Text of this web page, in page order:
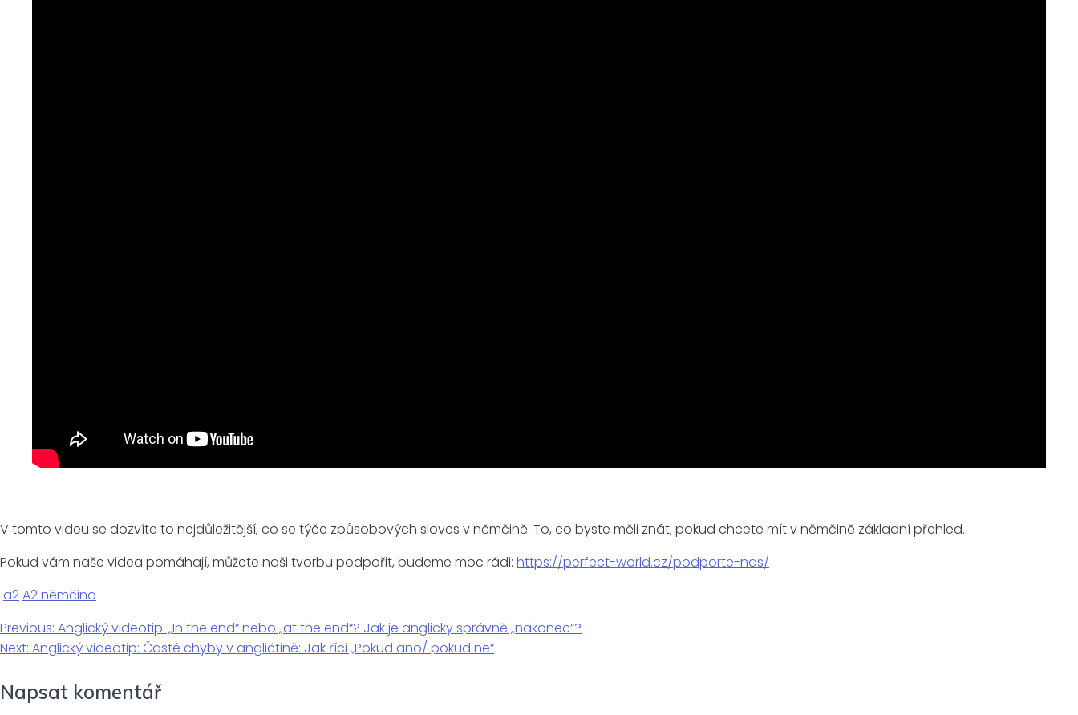
V tomto videu se dozvíte to nejdůležitější, co se týče způsobových sloves v němčině. To, co byste měli znát, pokud chcete mít v němčině základní přehled.
Pokud vám naše videa pomáhají, můžete naši tvorbu podpořit, budeme moc rádi: https://perfect-world.cz/podporte-nas/
a2A2 němčina
Navigace
pro
Previous: Previous
post:
Anglický videotip: „In the end“ nebo „at the end“? Jak je anglicky správně „nakonec“?
Next: Next
Anglický videotip: Časté chyby v angličtině: Jak říci „Pokud ano/ pokud ne“
Napsat komentář